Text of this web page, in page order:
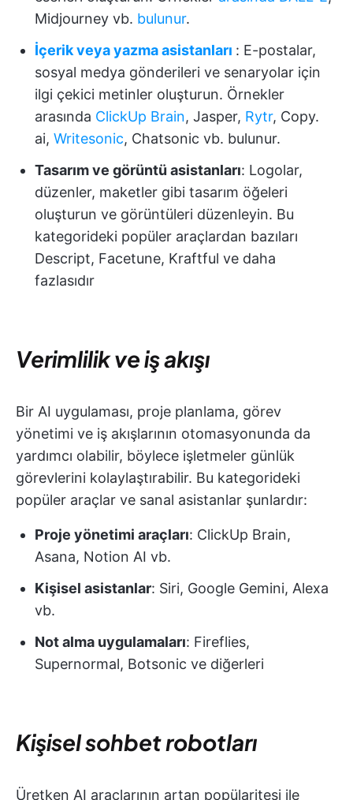
Midjourney vb. bulunur.
İçerik veya yazma asistanları : E-postalar,
sosyal medya gönderileri ve senaryolar için
ilgi çekici metinler oluşturun. Örnekler
arasında ClickUp Brain, Jasper, Rytr, Copy.
ai, Writesonic, Chatsonic vb. bulunur.
Tasarım ve görüntü asistanları: Logolar,
düzenler, maketler gibi tasarım öğeleri
oluşturun ve görüntüleri düzenleyin. Bu
kategorideki popüler araçlardan bazıları
Descript, Facetune, Kraftful ve daha
fazlasıdır
Verimlilik ve iş akışı
Bir AI uygulaması, proje planlama, görev
yönetimi ve iş akışlarının otomasyonunda da
yardımcı olabilir, böylece işletmeler günlük
görevlerini kolaylaştırabilir. Bu kategorideki
popüler araçlar ve sanal asistanlar şunlardır:
Proje yönetimi araçları: ClickUp Brain,
Asana, Notion AI vb.
Kişisel asistanlar: Siri, Google Gemini, Alexa
vb.
Not alma uygulamaları: Fireflies,
Supernormal, Botsonic ve diğerleri
Kişisel sohbet robotları
Üretken AI araçlarının artan popülaritesi ile